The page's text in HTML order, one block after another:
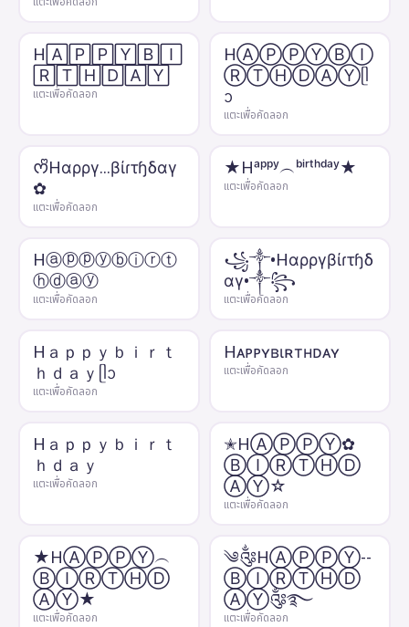
H🄰🄿🄿🅈🄱🄸
🅁🅃🄷🄳🄰🅈
แตะเพื่อคัดลอก
HⒶⓅⓅⓎⒷⒾ
ⓇⓉⒽⒹⒶⓎᥫ
ᩣ
แตะเพื่อคัดลอก
ᰔᩚHαρργ...βίɾτɧδαγ
✿
แตะเพื่อคัดลอก
★Hᵃᵖᵖʸ︵ᵇⁱʳᵗʰᵈᵃʸ★
แตะเพื่อคัดลอก
Hⓐⓟⓟⓨⓑⓘⓡⓣ
ⓗⓓⓐⓨ
แตะเพื่อคัดลอก
꧁༒•Hαρργβίɾτɧδ
αγ•༒꧂
แตะเพื่อคัดลอก
Hａｐｐｙｂｉｒｔ
ｈｄａｙᥫᩣ
แตะเพื่อคัดลอก
Hᴀᴘᴘʏʙιʀтнᴅᴀʏ
แตะเพื่อคัดลอก
Hａｐｐｙｂｉｒｔ
ｈｄａｙ
แตะเพื่อคัดลอก
✭HⒶⓅⓅⓎ✿
ⒷⒾⓇⓉⒽⒹ
ⒶⓎ☆
แตะเพื่อคัดลอก
★HⒶⓅⓅⓎ︵
ⒷⒾⓇⓉⒽⒹ
ⒶⓎ★
แตะเพื่อคัดลอก
༄༂HⒶⓅⓅⓎ--
ⒷⒾⓇⓉⒽⒹ
ⒶⓎ༂࿐
แตะเพื่อคัดลอก